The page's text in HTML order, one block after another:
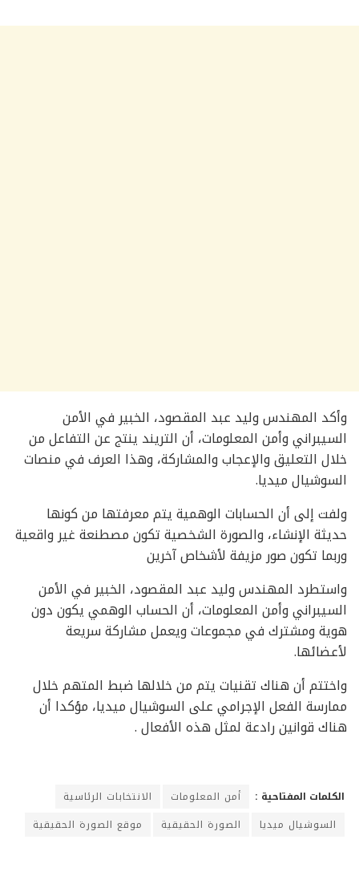
وأكد المهندس وليد عبد المقصود، الخبير في الأمن
السيبراني وأمن المعلومات، أن التريند ينتج عن التفاعل من
خلال التعليق والإعجاب والمشاركة، وهذا العرف في منصات
السوشيال ميديا.
ولفت إلى أن الحسابات الوهمية يتم معرفتها من كونها
حديثة الإنشاء، والصورة الشخصية تكون مصطنعة غير واقعية
وربما تكون صور مزيفة لأشخاص آخرين
واستطرد المهندس وليد عبد المقصود، الخبير في الأمن
السيبراني وأمن المعلومات، أن الحساب الوهمي يكون دون
هوية ومشترك في مجموعات ويعمل مشاركة سريعة
لأعضائها.
واختتم أن هناك تقنيات يتم من خلالها ضبط المتهم خلال
ممارسة الفعل الإجرامي على السوشيال ميديا، مؤكدا أن
هناك قوانين رادعة لمثل هذه الأفعال .
الكلمات المفتاحية : أمن المعلومات
الانتخابات الرئاسية
السوشيال ميديا
الصورة الحقيقية موقع الصورة الحقيقية